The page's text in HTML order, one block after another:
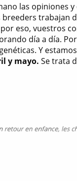
las opiniones
trabajan
eso, vuestros
día a día.
Y
y mayo.Se trata